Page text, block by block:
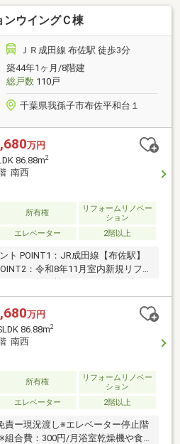
換・ユニットバス交換・洗面化粧
・建具交換・配管更新・電気温水
・フローリング貼替・ハウスクリ
月上旬リフォーム完了】
ンウイングＣ棟
ＪＲ成田線 布佐駅 徒歩3分
築44年1ヶ月/8階建
総戸数110戸
千葉県我孫子市布佐平和台１
万円
86.88m2
南西
所有権
リフォームリノベー
ション
エレベーター 2階以上
ト POINT1：JR成田線【布佐駅】
：令和8年11月室内新規リフ
：前面棟なしのため、陽当た
約不適合責任免責※組合費：300
当社スタッフが住まい探しをサポー
ひとりと向き合った丁寧な接客を
経験豊富な当社スタッフが、物件
までサポートいたします。どんな
軽にご相談ください。
万円
86.88m2
南西
所有権
リフォームリノベー
ション
エレベーター 2階以上
責ー現況渡し※エレベーター停止階
組合費：300円/月浴室乾燥機や食